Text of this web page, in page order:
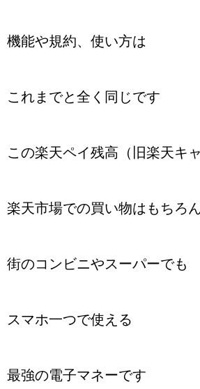
機能や規約、使い方は
これまでと全く同じです
この楽天ペイ残高（旧楽天キ
楽天市場での買い物はもちろ
街のコンビニやスーパーでも
スマホ一つで使える
最強の電子マネーです